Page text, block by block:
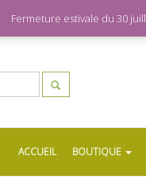
ACCUEIL BOUTIQUE
Fermeture estivale du 30